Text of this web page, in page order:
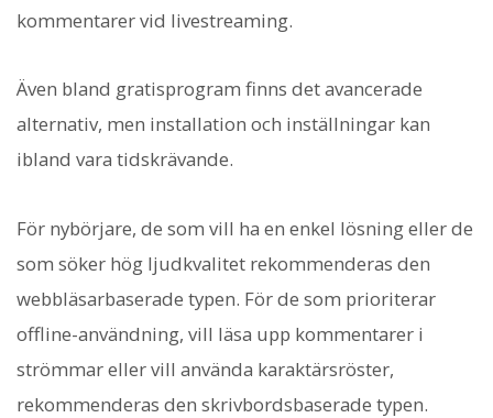
kommentarer vid livestreaming.
Även bland gratisprogram finns det avancerade
alternativ, men installation och inställningar kan
ibland vara tidskrävande.
För nybörjare, de som vill ha en enkel lösning eller de
som söker hög ljudkvalitet rekommenderas den
webbläsarbaserade typen. För de som prioriterar
offline-användning, vill läsa upp kommentarer i
strömmar eller vill använda karaktärsröster,
rekommenderas den skrivbordsbaserade typen.